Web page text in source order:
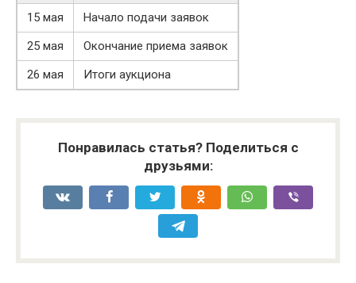
15 мая
Начало подачи заявок
25 мая
Окончание приема заявок
26 мая
Итоги аукциона
Понравилась статья? Поделиться с
друзьями: